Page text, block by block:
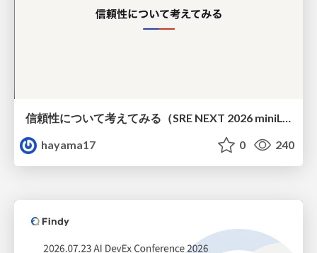
信頼性について考えてみる（SRE NEXT 2026 miniLT）
hayama17
0 240